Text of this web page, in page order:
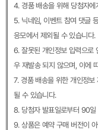
4. 경품 배송을 위해 당첨자
5. 닉네임, 이벤트 참여 댓글
응모에서 제외될 수 있습니다.
6. 잘못된 개인정보 입력으로
우 재발송 되지 않으며, 이에
7. 경품 배송을 위한 개인정
될 수 있습니다.
8. 당첨자 발표일로부터 90일
9. 상품은 예약 구매 버전이